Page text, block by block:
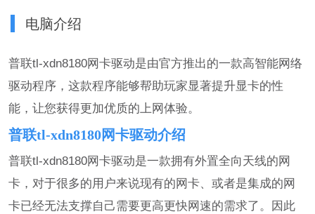
电脑介绍
普联tl-xdn8180网卡驱动是由官方推出的一款高智能网络
驱动程序，这款程序能够帮助玩家显著提升显卡的性
能，让您获得更加优质的上网体验。
普联tl-xdn8180网卡驱动介绍
普联tl-xdn8180网卡驱动是一款拥有外置全向天线的网
卡，对于很多的用户来说现有的网卡、或者是集成的网
卡已经无法支撑自己需要更高更快网速的需求了。因此